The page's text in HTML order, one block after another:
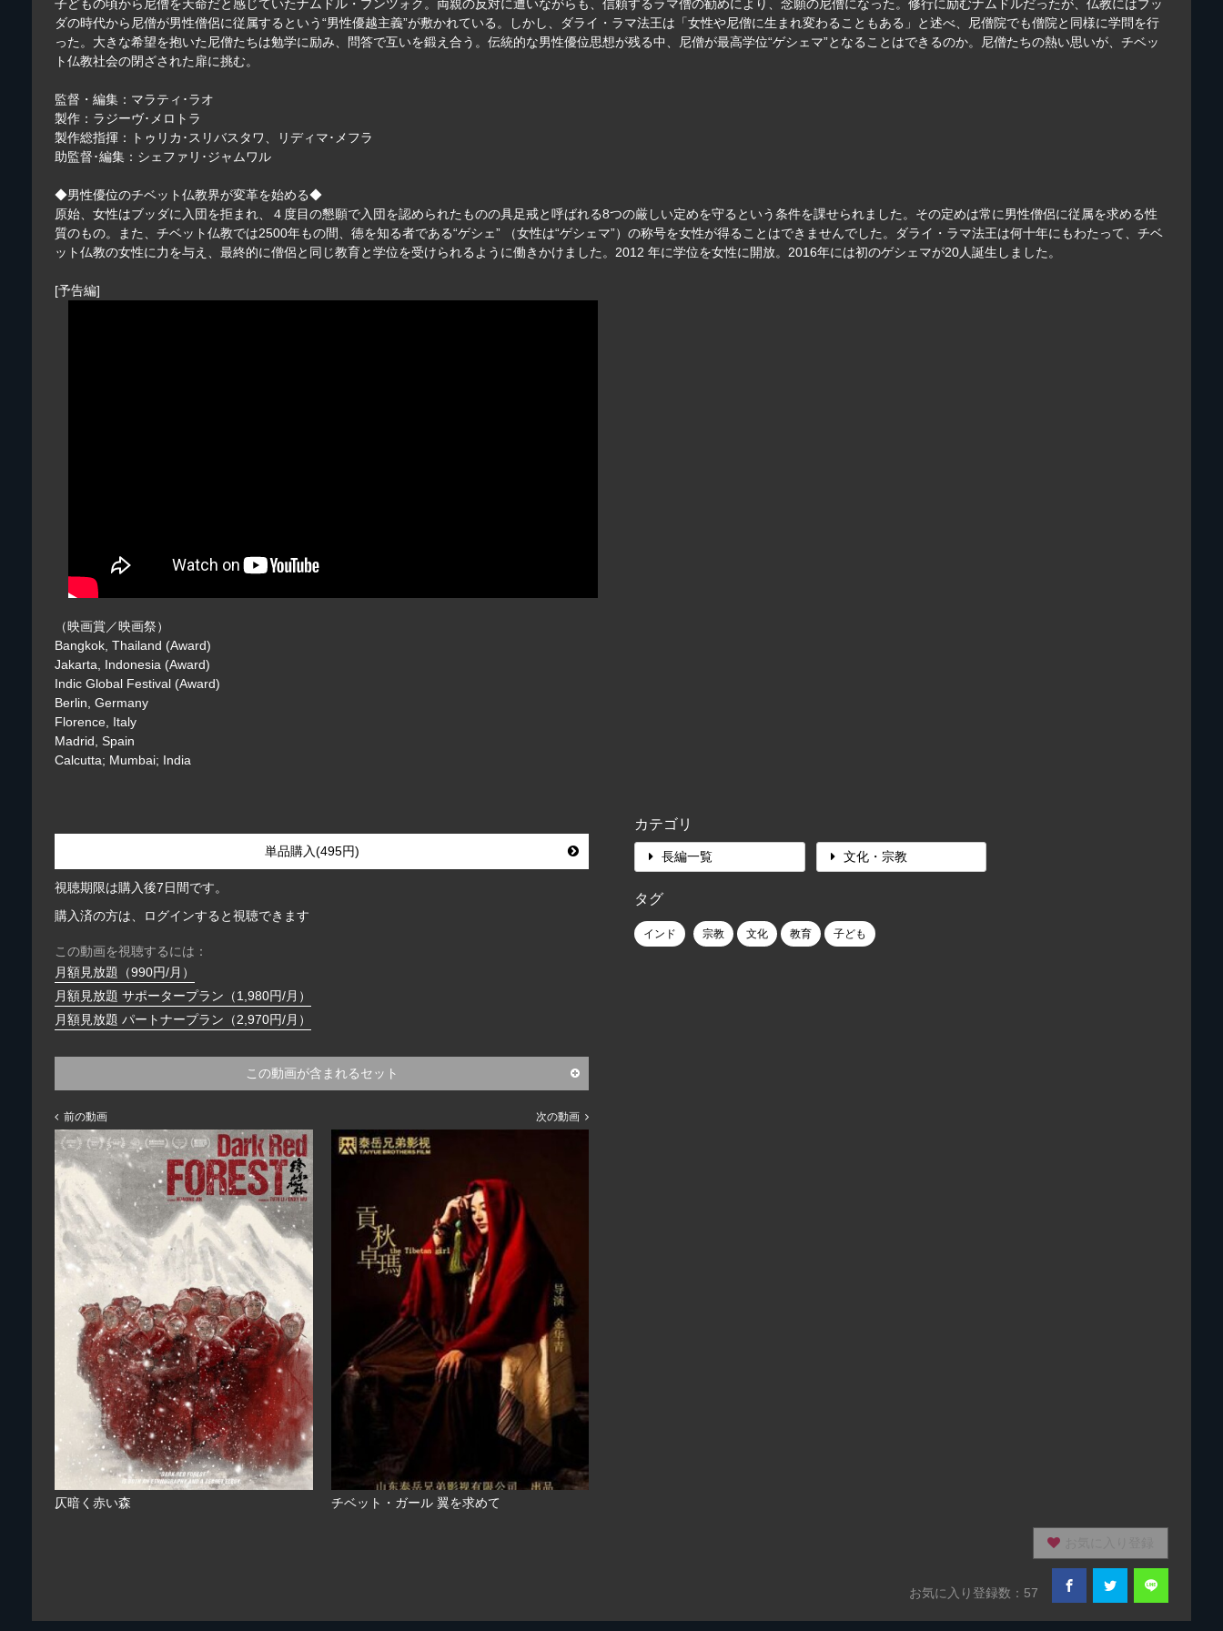
子どもの頃から尼僧を天命だと感じていたナムドル・プンツォク。両親の反対に遭いながらも、信頼するラマ僧の勧めにより、念願の尼僧になった。修行に励むナムドルだったが、仏教にはブッ
ダの時代から尼僧が男性僧侶に従属するという“男性優越主義”が敷かれている。しかし、ダライ・ラマ法王は「女性や尼僧に生まれ変わることもある」と述べ、尼僧院でも僧院と同様に学問を行
った。大きな希望を抱いた尼僧たちは勉学に励み、問答で互いを鍛え合う。伝統的な男性優位思想が残る中、尼僧が最高学位“ゲシェマ”となることはできるのか。尼僧たちの熱い思いが、チベッ
ト仏教社会の閉ざされた扉に挑む。
監督・編集：マラティ･ラオ
製作：ラジーヴ･メロトラ
製作総指揮：トゥリカ･スリバスタワ、リディマ･メフラ
助監督･編集：シェファリ･ジャムワル
◆男性優位のチベット仏教界が変革を始める◆
原始、女性はブッダに入団を拒まれ、４度目の懇願で入団を認められたものの具足戒と呼ばれる8つの厳しい定めを守るという条件を課せられました。その定めは常に男性僧侶に従属を求める性
質のもの。また、チベット仏教では2500年もの間、徳を知る者である“ゲシェ” （女性は“ゲシェマ”）の称号を女性が得ることはできませんでした。ダライ・ラマ法王は何十年にもわたって、チベ
ット仏教の女性に力を与え、最終的に僧侶と同じ教育と学位を受けられるように働きかけました。2012 年に学位を女性に開放。2016年には初のゲシェマが20人誕生しました。
[予告編]
（映画賞／映画祭）
Bangkok, Thailand (Award)
Jakarta, Indonesia (Award)
Indic Global Festival (Award)
Berlin, Germany
Florence, Italy
Madrid, Spain
Calcutta; Mumbai; India
単品購入(495円)
視聴期限は購入後7日間です。
購入済の方は、ログインすると視聴できます
この動画を視聴するには：
月額見放題（990円/月）
月額見放題 サポータープラン（1,980円/月）
月額見放題 パートナープラン（2,970円/月）
この動画が含まれるセット
前の動画
仄暗く赤い森
次の動画
チベット・ガール 翼を求めて
カテゴリ
長編一覧 文化・宗教
タグ
インド 宗教 文化 教育 子ども
お気に入り登録数：57